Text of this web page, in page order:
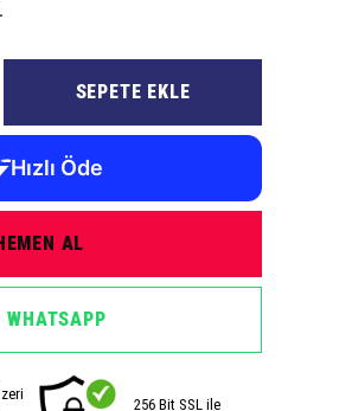
SEPETE EKLE
AL
WHATSAPP
256 Bit SSL ile